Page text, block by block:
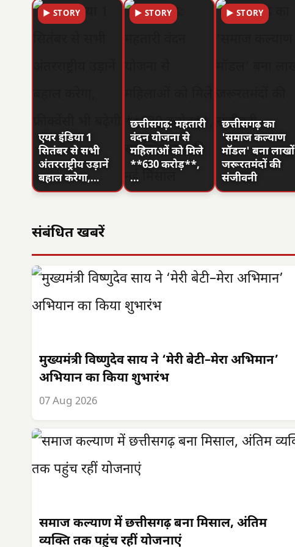
▶ STORY
एयर इंडिया 1
सितंबर से सभी
अंतरराष्ट्रीय उड़ानें
बहाल करेगा,…
▶ STORY
छत्तीसगढ़: महतारी
वंदन योजना से
महिलाओं को मिले
**630 करोड़**,
…
▶ STORY
छत्तीसगढ़ का
'समाज कल्याण
मॉडल' बना लाखों
जरूरतमंदों की
संजीवनी
संबंधित खबरें
मुख्यमंत्री विष्णुदेव साय ने ‘मेरी बेटी–मेरा अभिमान’
अभियान का किया शुभारंभ
07 Aug 2026
समाज कल्याण में छत्तीसगढ़ बना मिसाल, अंतिम
व्यक्ति तक पहुंच रहीं योजनाएं